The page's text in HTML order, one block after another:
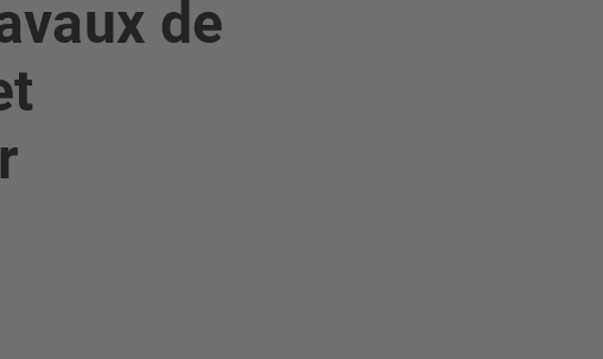
de